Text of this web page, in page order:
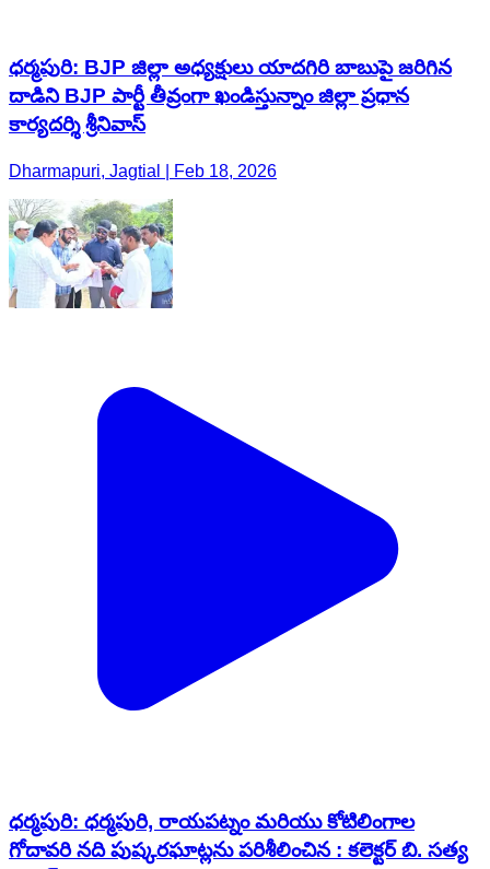
ధర్మపురి: BJP జిల్లా అధ్యక్షులు యాదగిరి బాబుపై జరిగిన
దాడిని BJP పార్టీ తీవ్రంగా ఖండిస్తున్నాం జిల్లా ప్రధాన
కార్యదర్శి శ్రీనివాస్
Dharmapuri, Jagtial | Feb 18, 2026
ధర్మపురి: ధర్మపురి, రాయపట్నం మరియు కోటిలింగాల
గోదావరి నది పుష్కరఘాట్లను పరిశీలించిన : కలెక్టర్ బి. సత్య